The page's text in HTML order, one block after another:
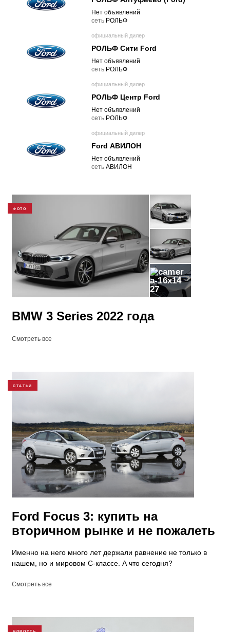
Нет объявлений
cеть РОЛЬФ
официальный дилер
РОЛЬФ Сити Ford
Нет объявлений
cеть РОЛЬФ
официальный дилер
РОЛЬФ Центр Ford
Нет объявлений
cеть РОЛЬФ
официальный дилер
Ford АВИЛОН
Нет объявлений
cеть АВИЛОН
ФОТО
27
BMW 3 Series 2022 года
Смотреть все
СТАТЬИ
Ford Focus 3: купить на
вторичном рынке и не пожалеть
Именно на него много лет держали равнение не только в
нашем, но и мировом С-классе. А что сегодня?
Смотреть все
НОВОСТЬ